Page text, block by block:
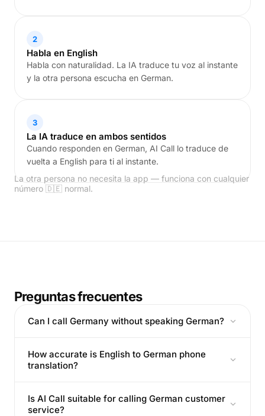
2
Habla en English
Habla con naturalidad. La IA traduce tu voz al instante
y la otra persona escucha en German.
3
La IA traduce en ambos sentidos
Cuando responden en German, AI Call lo traduce de
vuelta a English para ti al instante.
La otra persona no necesita la app — funciona con cualquier
número 🇩🇪 normal.
Preguntas frecuentes
Can I call Germany without speaking German?
How accurate is English to German phone
translation?
Is AI Call suitable for calling German customer
service?